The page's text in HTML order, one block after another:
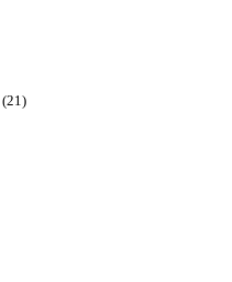
(21)